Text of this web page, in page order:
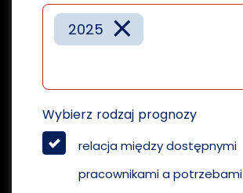
×
2025
Wybierz rodzaj prognozy
relacja między dostępnymi
pracownikami a potrzebami